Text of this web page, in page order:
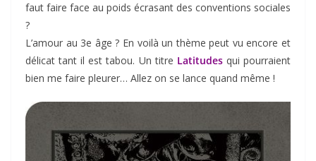
faut faire face au poids écrasant des conventions sociales
?
L’amour au 3e âge ? En voilà un thème peut vu encore et
délicat tant il est tabou. Un titre Latitudesqui pourraient
bien me faire pleurer… Allez on se lance quand même !